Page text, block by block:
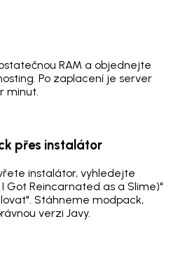
RAM a objednejte
Po zaplacení je server
minut.
přes instalátor
instalátor, vyhledejte
Got Reincarnated as a Slime)"
Stáhneme modpack,
verzi Javy.